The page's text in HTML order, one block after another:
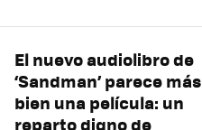
El nuevo audiolibro de
‘Sandman’ parece más
bien una película: un
reparto digno de